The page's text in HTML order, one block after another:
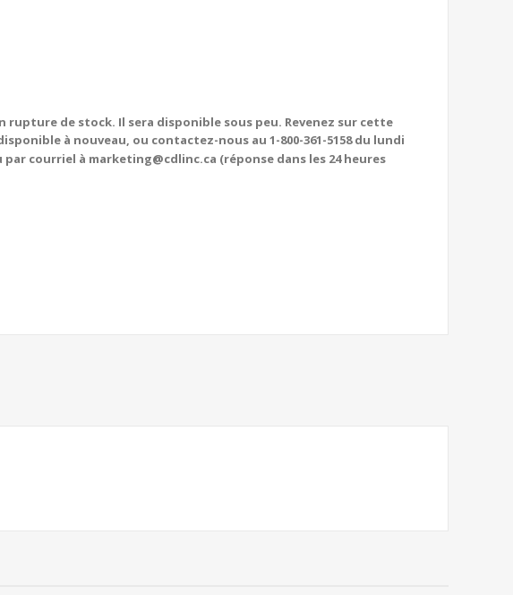
rupture de stock. Il sera disponible sous peu. Revenez sur cette
à nouveau, ou contactez-nous au 1-800-361-5158 du lundi
par courriel à marketing@cdlinc.ca (réponse dans les 24 heures